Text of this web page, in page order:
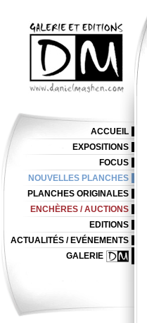
ACCUEIL
EXPOSITIONS
FOCUS
NOUVELLES PLANCHES
PLANCHES ORIGINALES
ENCHÈRES / AUCTIONS
EDITIONS
ACTUALITÉS / EVÉNEMENTS
GALERIE